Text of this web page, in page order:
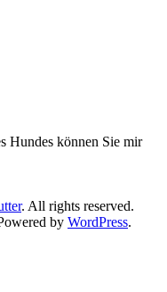
Hundes können Sie mir
. All rights reserved.
by WordPress.